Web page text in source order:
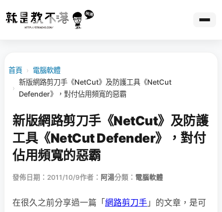
首頁 › 電腦軟體
›
新版網路剪刀手《NetCut》及防護工具《NetCut
Defender》，對付佔用頻寬的惡霸
新版網路剪刀手《NetCut》及防護
工具《NetCut Defender》，對付
佔用頻寬的惡霸
發佈日期：2011/10/9作者： 阿湯分類： 電腦軟體
在很久之前分享過一篇「 網路剪刀手 」的文章，是可